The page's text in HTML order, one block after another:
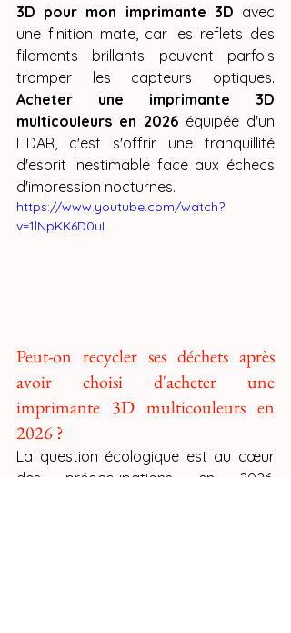
3D pour mon imprimante 3D avec
une finition mate, car les reflets des
filaments brillants peuvent parfois
Acheter une imprimante 3D
multicouleurs en 2026 équipée d'un
LiDAR, c'est s'offrir une tranquillité
d'esprit inestimable face aux échecs
d'impression nocturnes.
https://www.youtube.com/watch?
v=1lNpKK6D0uI
Peut-on recycler ses déchets après
avoir choisi d'acheter une
imprimante 3D multicouleurs en
2026 ?
La question écologique est au cœur
des préoccupations en 2026.